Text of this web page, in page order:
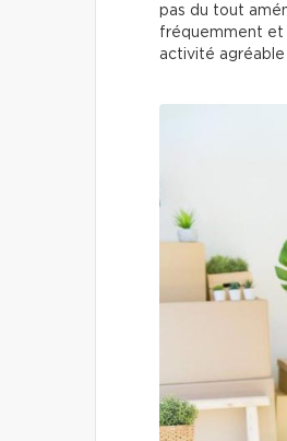
pas du tout
fréquemment et
activité